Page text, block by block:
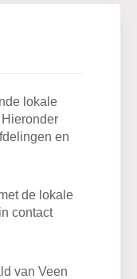
lokale
en
de lokale
contact
van Veen